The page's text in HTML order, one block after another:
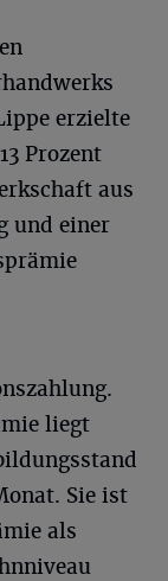
erzielte
Prozent
aus
und einer
liegt
Sie ist
als